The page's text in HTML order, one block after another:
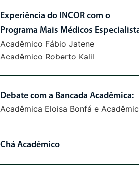
Experiência do INCOR com o
Programa Mais Médicos
Acadêmico Fábio Jatene
Acadêmico Roberto Kalil
Debate com a Bancada Acadêmica:
Acadêmica Eloisa Bonfá e
Chá Acadêmico